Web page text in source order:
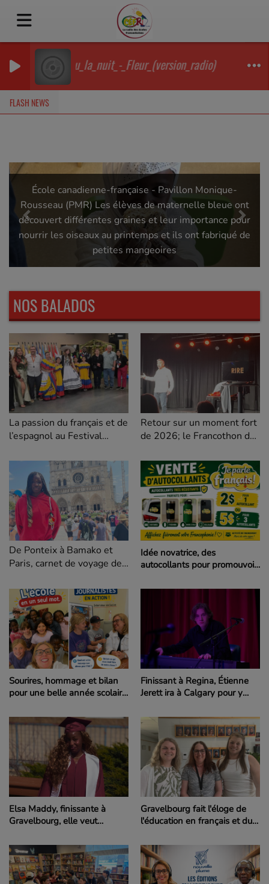
Feu_la_nuit_-_Fleur_(version_radio)
FLASH NEWS
École canadienne-française - Pavillon Monique-
Rousseau (PMR) Les élèves de maternelle bleue ont
découvert différentes graines et leur importance pour
nourrir les oiseaux au printemps et ils ont fabriqué de
petites mangeoires
NOS BALADOS
La passion du français et de
l’espagnol au Festival
Retour sur un moment fort
de 2026; le Francothon de
De Ponteix à Bamako et
Paris, carnet de voyage de
les identités multiples
Idée novatrice, des
autocollants pour promouvoir
fonds pour une aire de jeux
Sourires, hommage et bilan
pour une belle année scolaire
de Regina
Finissant à Regina, Étienne
Jerett ira à Calgary pour y
et musique
Elsa Maddy, finissante à
Gravelbourg, elle veut
pour aider le monde
Gravelbourg fait l'éloge de
l'éducation en français et du